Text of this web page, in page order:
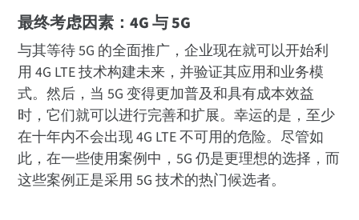
最终考虑因素：4G 与 5G
与其等待 5G 的全面推广，企业现在就可以开始利
用 4G LTE 技术构建未来，并验证其应用和业务模
式。然后，当 5G 变得更加普及和具有成本效益
时，它们就可以进行完善和扩展。幸运的是，至少
在十年内不会出现 4G LTE 不可用的危险。尽管如
此，在一些使用案例中，5G 仍是更理想的选择，而
这些案例正是采用 5G 技术的热门候选者。